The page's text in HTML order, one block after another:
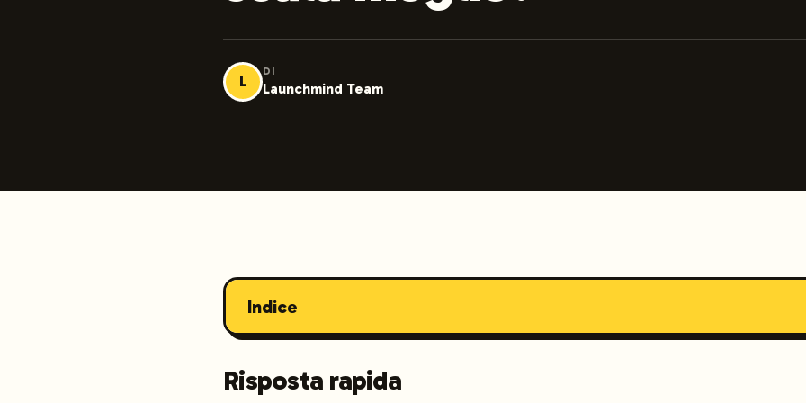
L
DI
Launchmind Team
Indice
Risposta rapida